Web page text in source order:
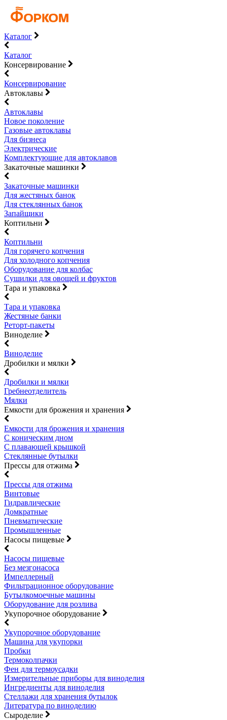
Каталог
Каталог
Консервирование
Консервирование
Автоклавы
Автоклавы
Новое поколение
Газовые автоклавы
Для бизнеса
Электрические
Комплектующие для автоклавов
Закаточные машинки
Закаточные машинки
Для жестяных банок
Для стеклянных банок
Запайщики
Коптильни
Коптильни
Для горячего копчения
Для холодного копчения
Оборудование для колбас
Сушилки для овощей и фруктов
Тара и упаковка
Тара и упаковка
Жестяные банки
Реторт-пакеты
Виноделие
Виноделие
Дробилки и мялки
Дробилки и мялки
Гребнеотделитель
Мялки
Емкости для брожения и хранения
Емкости для брожения и хранения
С коническим дном
С плавающей крышкой
Стеклянные бутылки
Прессы для отжима
Прессы для отжима
Винтовые
Гидравлические
Домкратные
Пневматические
Промышленные
Насосы пищевые
Насосы пищевые
Без мезгонасоса
Импеллерный
Фильтрационное оборудование
Бутылкомоечные машины
Оборудование для розлива
Укупорочное оборудование
Укупорочное оборудование
Машина для укупорки
Пробки
Термоколпачки
Фен для термоусадки
Измерительные приборы для виноделия
Ингредиенты для виноделия
Стеллажи для хранения бутылок
Литература по виноделию
Сыроделие